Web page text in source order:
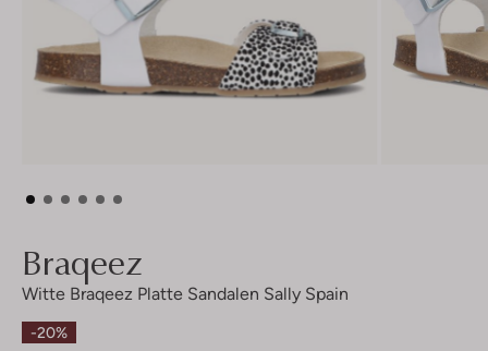
Braqeez
Witte Braqeez Platte Sandalen Sally Spain
-20%